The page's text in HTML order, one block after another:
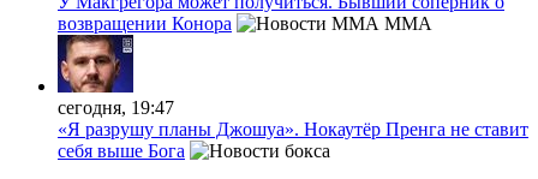
возвращении Конора
MMA
сегодня, 19:47
«Я разрушу планы Джошуа». Нокаутёр Пренга не ставит
себя выше Бога